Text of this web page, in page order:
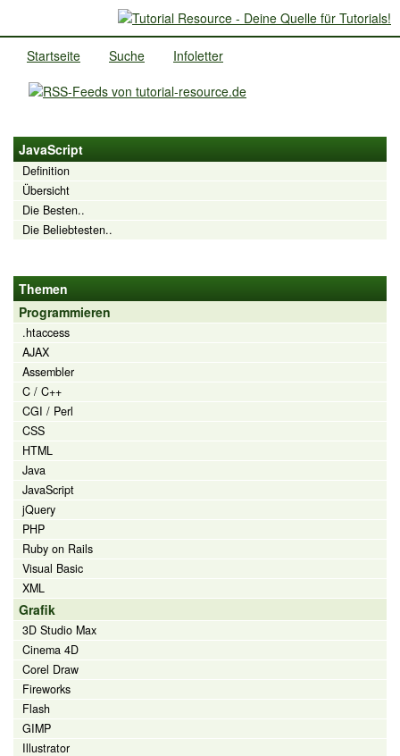
Startseite Suche Infoletter
JavaScript
Definition
Übersicht
Die Besten..
Die Beliebtesten..
Themen
Programmieren
.htaccess
AJAX
Assembler
C / C++
CGI / Perl
CSS
HTML
Java
JavaScript
jQuery
PHP
Ruby on Rails
Visual Basic
XML
Grafik
3D Studio Max
Cinema 4D
Corel Draw
Fireworks
Flash
GIMP
Illustrator